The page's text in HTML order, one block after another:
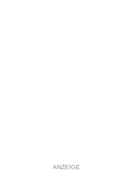
ANZEIGE